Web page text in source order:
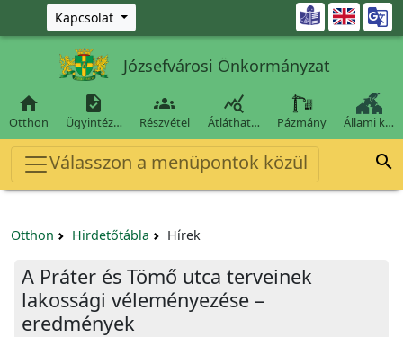
Ugrás a fő tartalomra
Kapcsolat 
Józsefvárosi Önkormányzat

Otthon

Ügyintéz…

Részvétel

Átláthat… Pázmány Állami k…
Válasszon a menüpontok közül 
Otthon Hirdetőtábla Hírek
A Práter és Tömő utca terveinek
lakossági véleményezése –
eredmények